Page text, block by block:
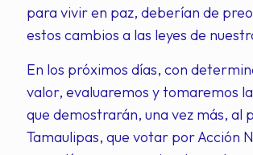
para vivir en paz, deberían de
estos cambios a las leyes de
En los próximos días, con
valor, evaluaremos y tomaremos
que demostrarán, una vez más, al
Tamaulipas, que votar por Acción